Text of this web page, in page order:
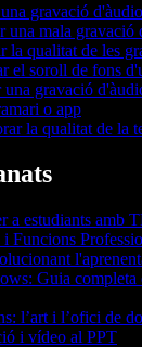
gravació d'àudio
una mala gravació
la qualitat de les
el soroll de fons
gravació
o app
la qualitat de la
a estudiants amb
Funcions
Guia completa
l’art i l’ofici de
i vídeo al PPT